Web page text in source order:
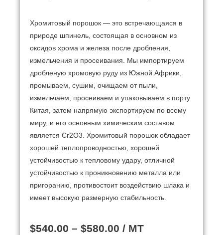
Хромитовый порошок — это встречающаяся в
природе шпинель, состоящая в основном из
оксидов хрома и железа после дробления,
измельчения и просеивания. Мы импортируем
дробленую хромовую руду из Южной Африки,
промываем, сушим, очищаем от пыли,
измельчаем, просеиваем и упаковываем в порту
Китая, затем напрямую экспортируем по всему
миру, и его основным химическим составом
является Cr2O3. Хромитовый порошок обладает
хорошей теплопроводностью, хорошей
устойчивостью к тепловому удару, отличной
устойчивостью к проникновению металла или
пригоранию, противостоит воздействию шлака и
имеет высокую размерную стабильность.
$540.00 – $580.00 / MT